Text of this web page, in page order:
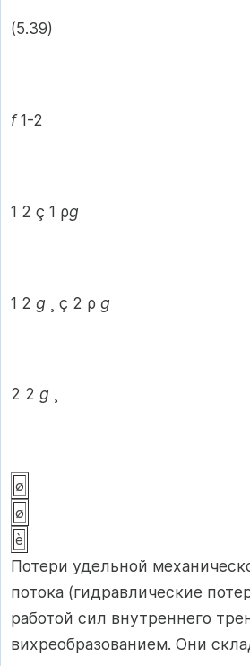
(5.39)
f1-2
1 2 ç 1 ρg
1 2 g ¸ ç 2 ρ g
2 2 g
ø
ø
è
Потери удельной
потока (гидравлические
работой сил внутреннего
вихреобразованием. Они